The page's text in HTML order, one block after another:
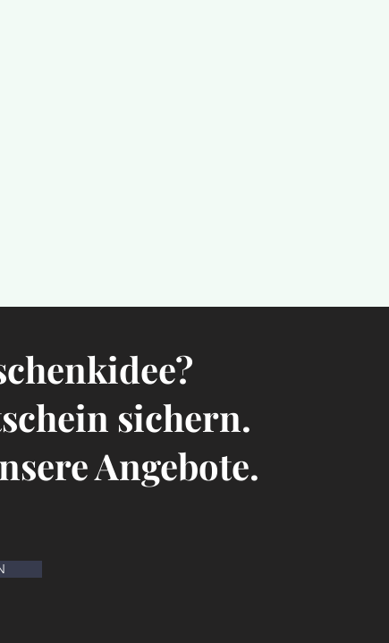
sichern.
Angebote.